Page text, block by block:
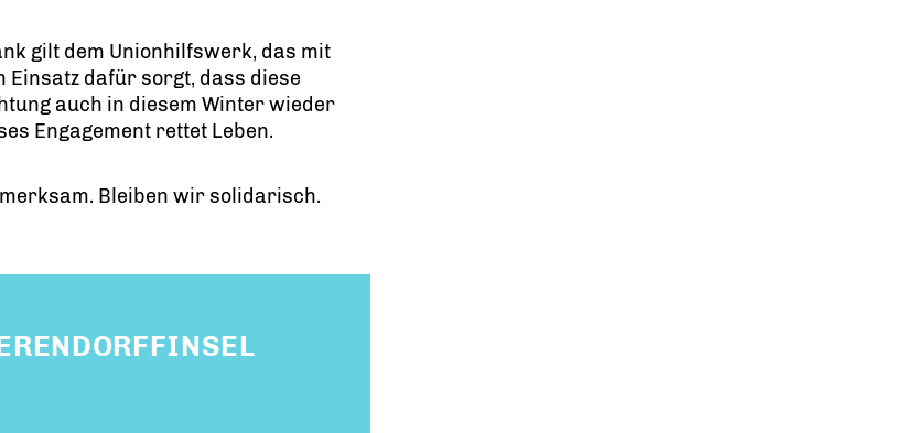
gilt dem Unionhilfswerk, das mit
Einsatz dafür sorgt, dass diese
auch in diesem Winter wieder
Engagement rettet Leben.
Bleiben wir solidarisch.